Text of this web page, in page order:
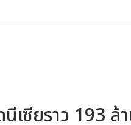
เซียราว 193 ล้